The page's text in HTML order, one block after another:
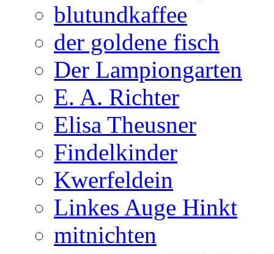
blutundkaffee
der goldene fisch
Der Lampiongarten
E. A. Richter
Elisa Theusner
Findelkinder
Kwerfeldein
Linkes Auge Hinkt
mitnichten